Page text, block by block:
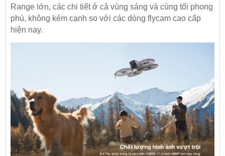
Range lớn, các chi tiết ở cả vùng sáng và cùng tối phong
phú, không kém cạnh so với các dòng flycam cao cấp
hiện nay.